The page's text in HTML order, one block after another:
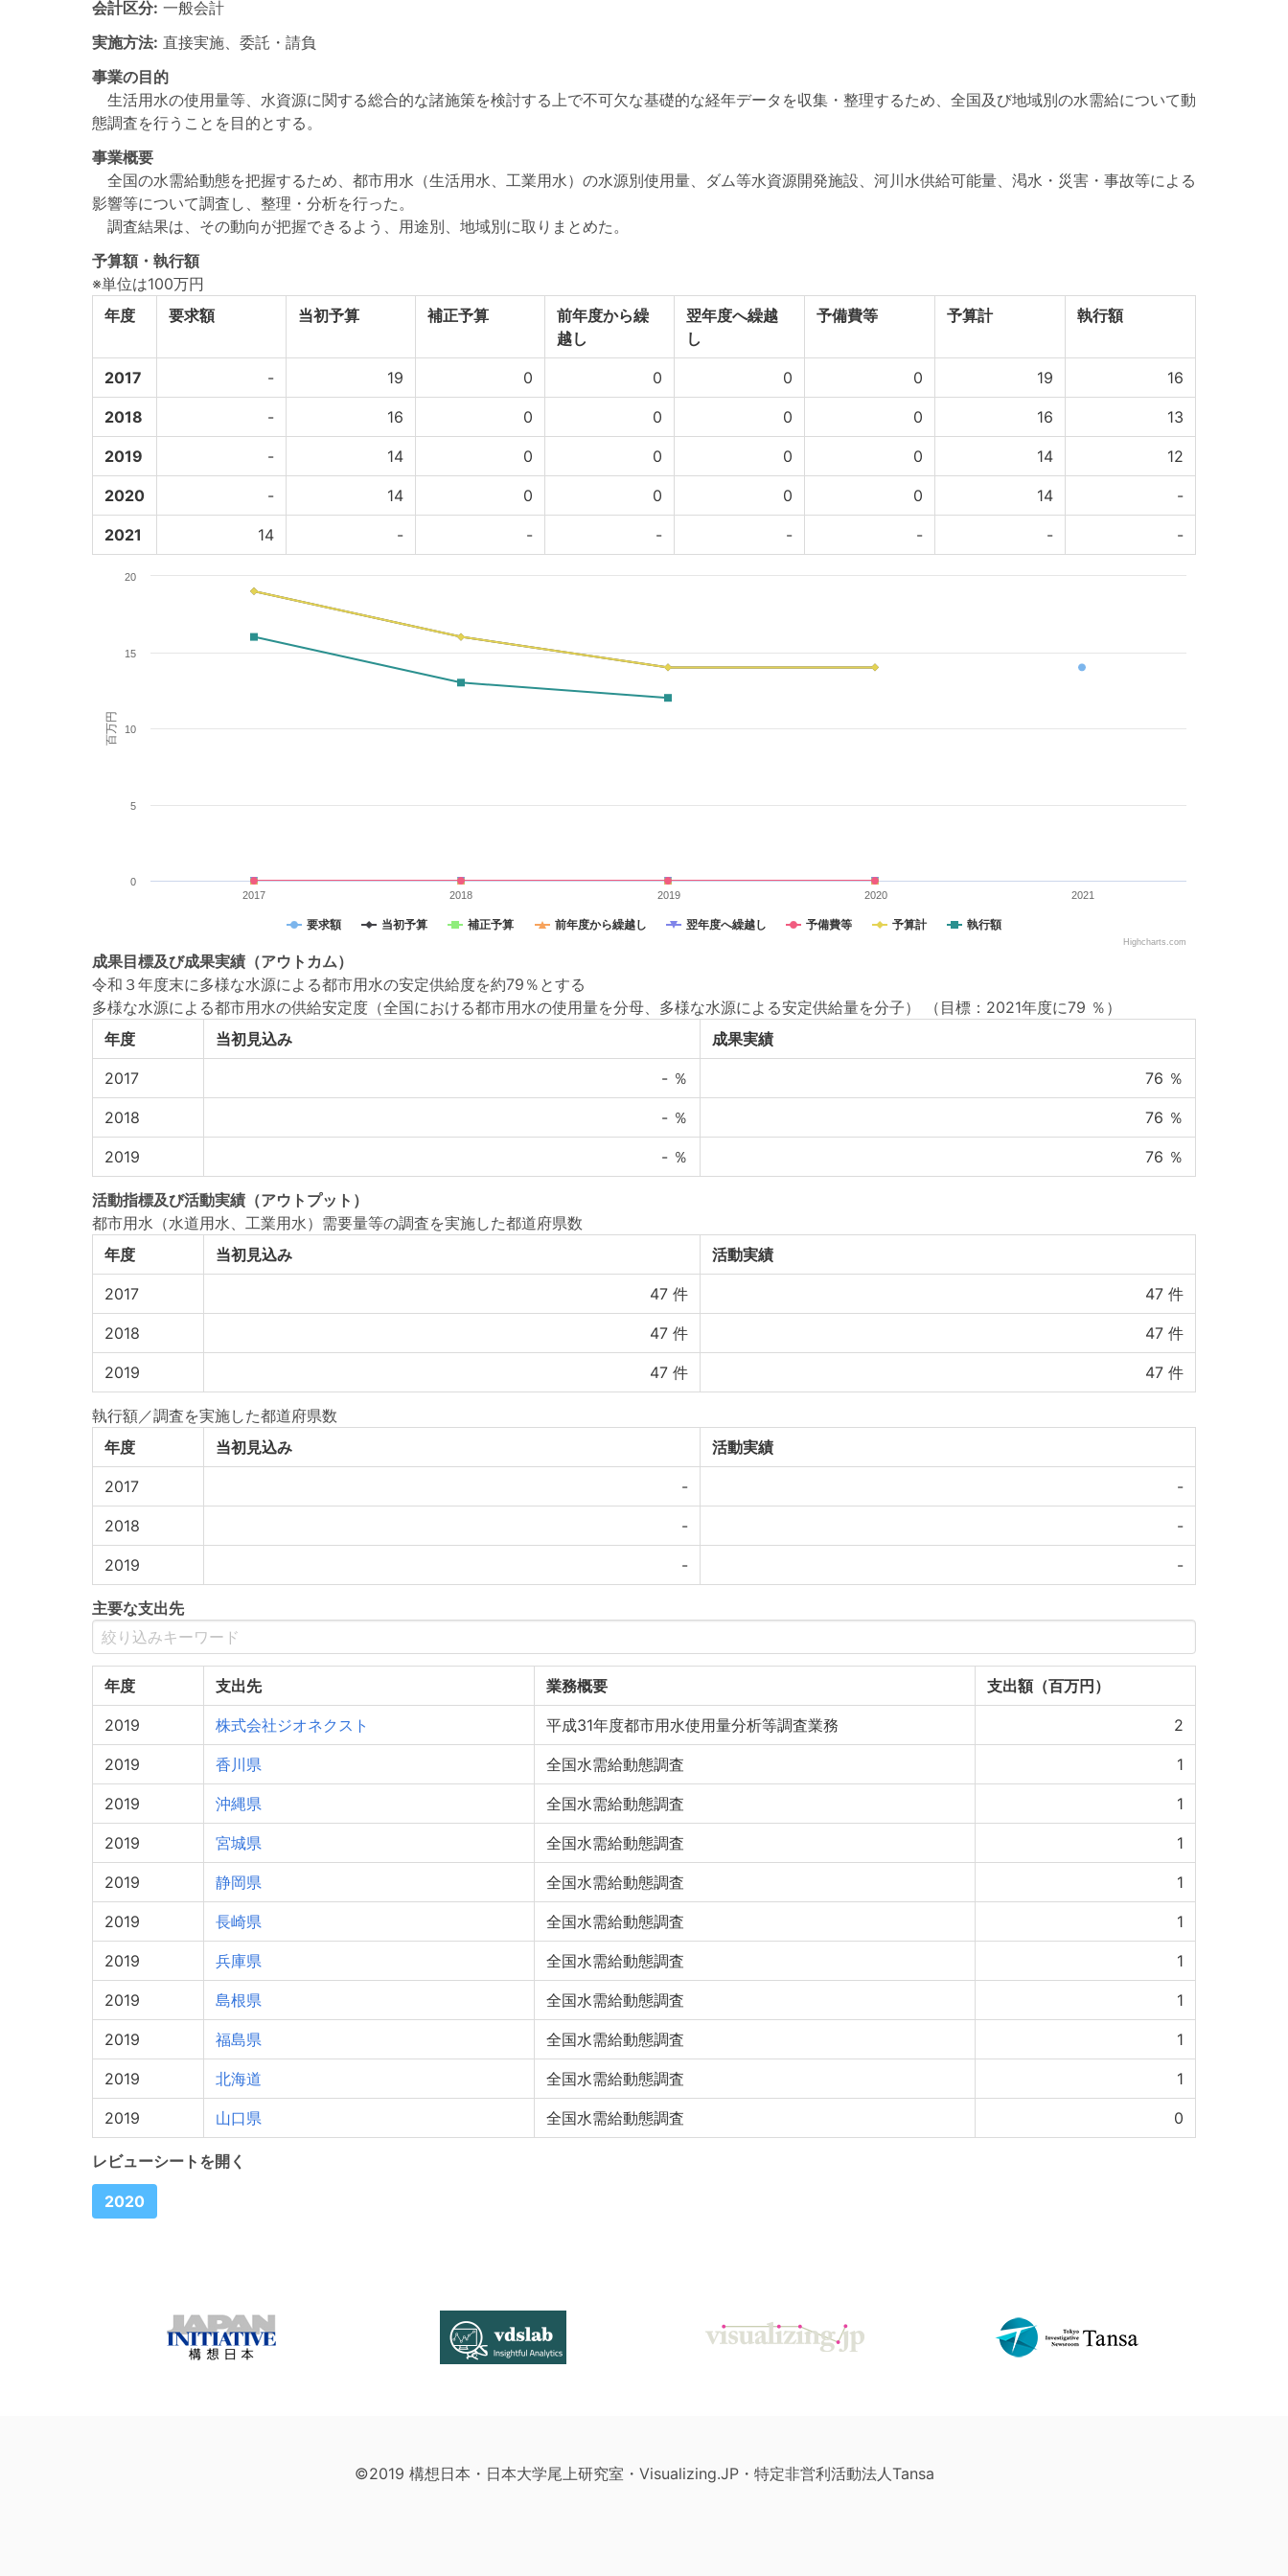
会計区分: 一般会計
実施方法: 直接実施、委託・請負
事業の目的
生活用水の使用量等、水資源に関する総合的な諸施策を検討する上で不可欠な基礎的な経年データを収集・整理するため、全国及び地域別の水需給について動
態調査を行うことを目的とする。
事業概要
全国の水需給動態を把握するため、都市用水（生活用水、工業用水）の水源別使用量、ダム等水資源開発施設、河川水供給可能量、渇水・災害・事故等による
影響等について調査し、整理・分析を行った。
調査結果は、その動向が把握できるよう、用途別、地域別に取りまとめた。
予算額・執行額
※単位は100万円
年度
要求額 当初予算 補正予算
前年度から繰
越し
翌年度へ繰越
し
予備費等 予算計 執行額
2017 - 19 0 0 0 0 19 16
2018 - 16 0 0 0 0 16 13
2019 - 14 0 0 0 0 14 12
2020 - 14 0 0 0 0 14 -
2021 14 - - - - - - -
百万円
要求額 当初予算 補正予算 前年度から繰越し 翌年度へ繰越し 予備費等 予算計 執行額
2017 2018 2019 2020 2021
0
5
10
15
20
Highcharts.com
成果目標及び成果実績 （アウトカム）
令和３年度末に多様な水源による都市用水の安定供給度を約79％とする
多様な水源による都市用水の供給安定度（全国における都市用水の使用量を分母、多様な水源による安定供給量を分子）
（目標：2021年度に79 ％）
年度
当初見込み 成果実績
2017 - ％ 76 ％
2018 - ％ 76 ％
2019 - ％ 76 ％
活動指標及び活動実績 （アウトプット）
都市用水（水道用水、工業用水）需要量等の調査を実施した都道府県数
年度
当初見込み 活動実績
2017 47 件 47 件
2018 47 件 47 件
2019 47 件 47 件
執行額／調査を実施した都道府県数
年度
当初見込み 活動実績
2017 - -
2018 - -
2019 - -
主要な支出先
年度 支出先 業務概要 支出額（百万円）
2019 株式会社ジオネクスト 平成31年度都市用水使用量分析等調査業務 2
2019 香川県 全国水需給動態調査 1
2019 沖縄県 全国水需給動態調査 1
2019 宮城県 全国水需給動態調査 1
2019 静岡県 全国水需給動態調査 1
2019 長崎県 全国水需給動態調査 1
2019 兵庫県 全国水需給動態調査 1
2019 島根県 全国水需給動態調査 1
2019 福島県 全国水需給動態調査 1
2019 北海道 全国水需給動態調査 1
2019 山口県 全国水需給動態調査 0
レビューシートを開く
2020
©2019 構想日本・日本大学尾上研究室・Visualizing.JP・特定非営利活動法人Tansa